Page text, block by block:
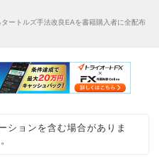
ートルズ手法改良EAを書籍購入者に全配布
ションを含む場合がありま